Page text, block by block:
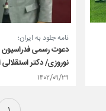
نامه جلود به ایران؛
دعوت رسمی فدراسیون
نوروزی/ دکتر
۱۴۰۲/۰۹/۲۹